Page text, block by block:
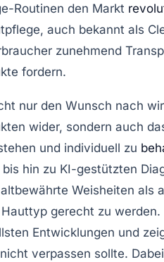
Routinen den Markt
auch bekannt als
zunehmend
fordern.
nur den Wunsch nach
wider, sondern auch
und individuell zu
hin zu KI-gestützten
Weisheiten als
gerecht zu
Entwicklungen und
verpassen sollte.